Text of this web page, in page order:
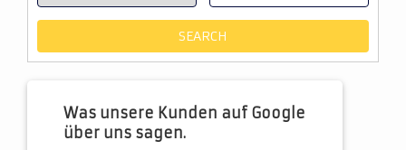
Was unsere Kunden auf Google
über uns sagen.